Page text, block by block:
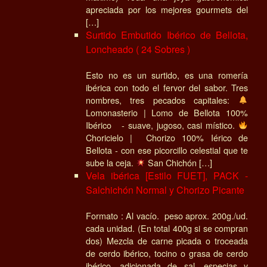
apreciada por los mejores gourmets del
[…]
Surtido Embutido Ibérico de Bellota,
Loncheado ( 24 Sobres )
Esto no es un surtido, es una romería
ibérica con todo el fervor del sabor. Tres
nombres, tres pecados capitales:
Lomonasterio | Lomo de Bellota 100%
Ibérico - suave, jugoso, casi místico.
Choricielo | Chorizo 100% Iérico de
Bellota - con ese picorcillo celestial que te
sube la ceja.
San Chichón […]
Vela ibérica [Estilo FUET], PACK -
Salchichón Normal y Chorizo Picante
Formato : Al vacío. peso aprox. 200g./ud.
cada unidad. (En total 400g si se compran
dos) Mezcla de carne picada o troceada
de cerdo ibérico, tocino o grasa de cerdo